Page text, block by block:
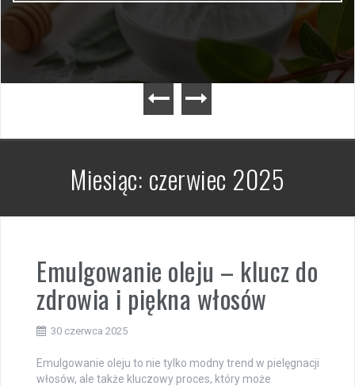
Miesiąc: czerwiec 2025
Emulgowanie oleju – klucz do
zdrowia i piękna włosów
30 czerwca 2025
Emulgowanie oleju to nie tylko modny trend w pielęgnacji
włosów, ale także kluczowy proces, który może